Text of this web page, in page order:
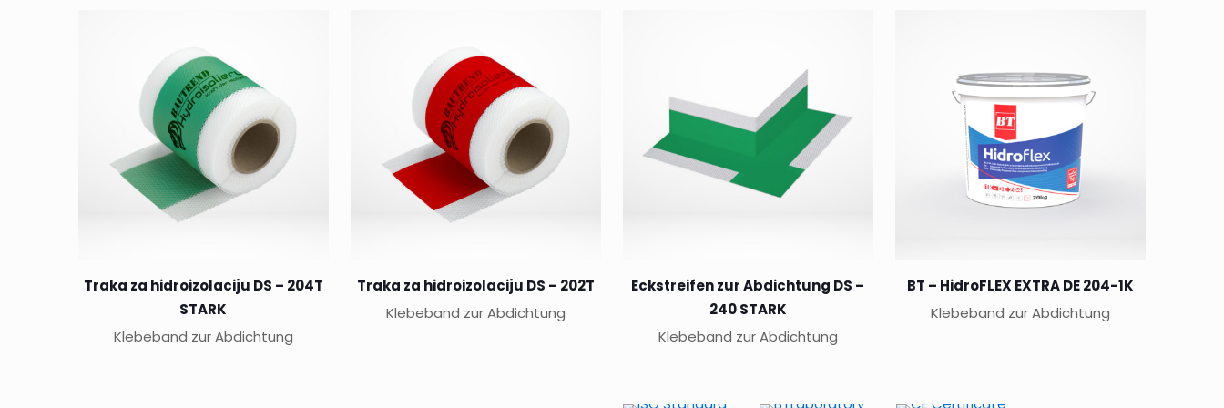
Traka za hidroizolaciju DS – 204T
STARK
Klebeband zur Abdichtung
Traka za hidroizolaciju DS – 202T
Klebeband zur Abdichtung
Eckstreifen zur Abdichtung DS –
240 STARK
Klebeband zur Abdichtung
BT – HidroFLEX EXTRA DE 204-1K
Klebeband zur Abdichtung